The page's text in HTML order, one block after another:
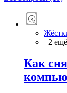
+2 ещё
Как